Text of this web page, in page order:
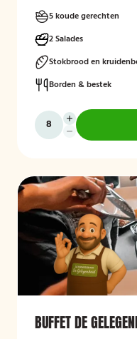
5 koude gerechten
2 Salades
Stokbrood en
Borden & bestek
BUFFET DE